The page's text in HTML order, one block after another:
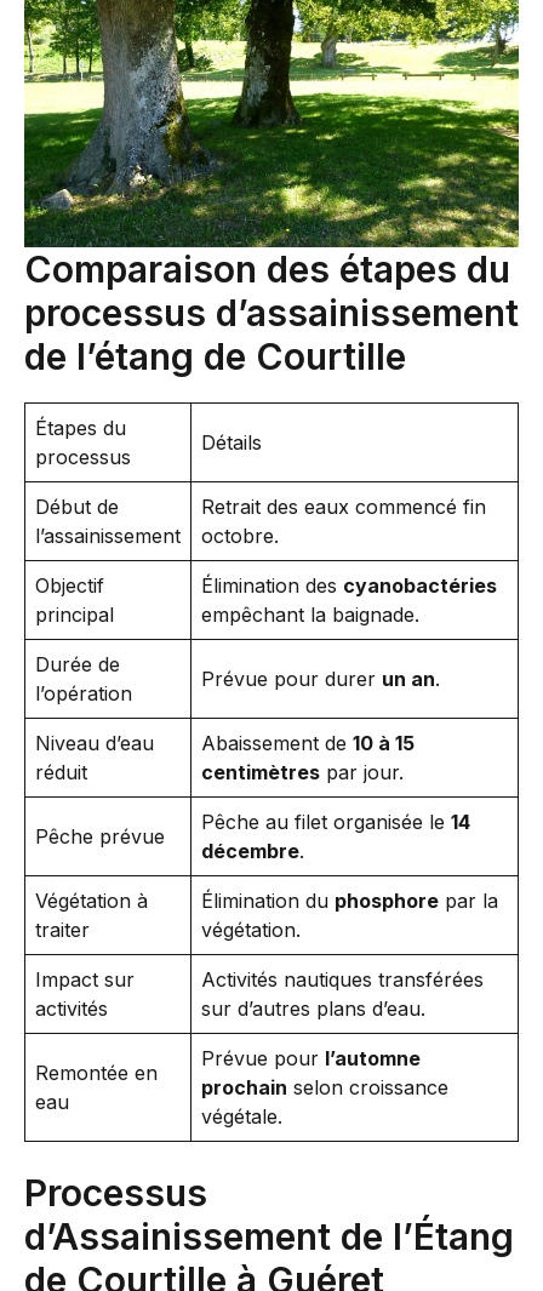
Comparaison des étapes du
processus d’assainissement
de l’étang de Courtille
Étapes du
processus
Détails
Début de
l’assainissement
Retrait des eaux commencé fin
octobre.
Objectif
principal
Élimination des cyanobactéries
empêchant la baignade.
Durée de
l’opération
Prévue pour durer un an.
Niveau d’eau
réduit
Abaissement de 10 à 15
centimètres par jour.
Pêche prévue
Pêche au filet organisée le 14
décembre.
Végétation à
traiter
Élimination du phosphore par la
végétation.
Impact sur
activités
Activités nautiques transférées
sur d’autres plans d’eau.
Remontée en
eau
Prévue pour l’automne
prochain selon croissance
végétale.
Processus
d’Assainissement de l’Étang
de Courtille à Guéret